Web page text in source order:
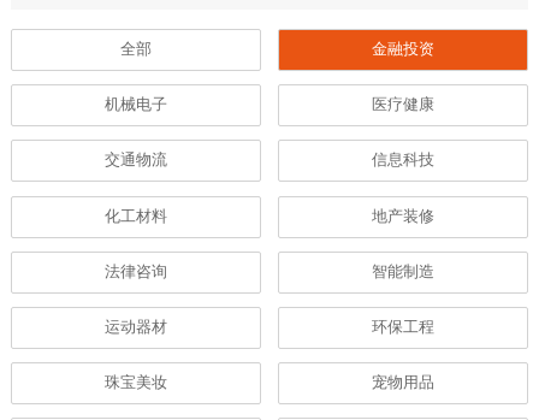
全部 金融投资
机械电子 医疗健康
交通物流 信息科技
化工材料 地产装修
法律咨询 智能制造
运动器材 环保工程
珠宝美妆 宠物用品